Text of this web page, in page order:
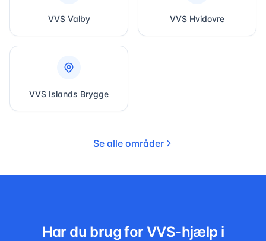
VVS Valby VVS Hvidovre
VVS Islands Brygge
Se alle områder
Har du brug for VVS-hjælp i